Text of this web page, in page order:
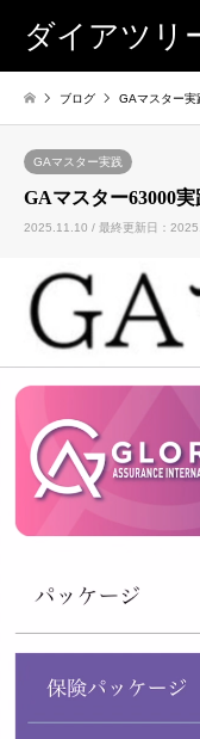
ダイアツリ
ブログ GAマスター実
GAマスター実践
GAマスター63000実
2025.11.10 / 最終更新日：